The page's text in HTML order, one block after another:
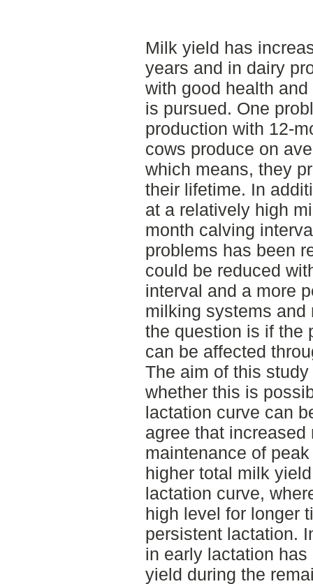
Milk yield has
years and in dairy
with good health
is pursued. One
production with 12-
cows produce on
which means, they
their lifetime. In
at a relatively high
month calving
problems has been
could be reduced
interval and a more
milking systems
the question is if the
can be affected
The aim of this
whether this is
lactation curve can
agree that
maintenance of
higher total milk
lactation curve,
high level for longer
persistent lactation.
in early lactation
yield during the